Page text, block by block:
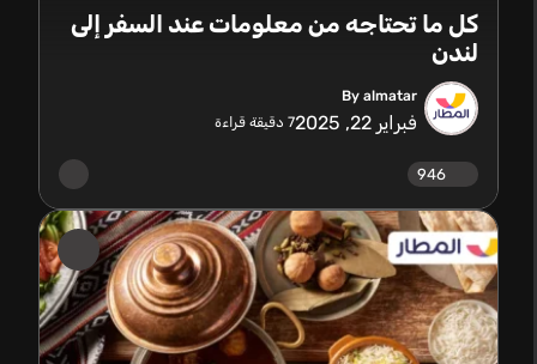
كل ما تحتاجه من معلومات عند السفر إلى
لندن
By almatar
فبراير 22, 2025 7دقيقة قراءة